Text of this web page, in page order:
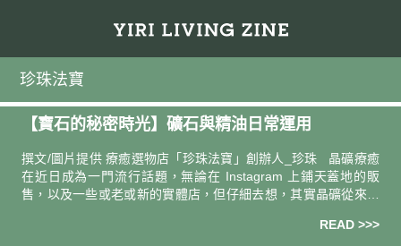
珍珠法寶
【寶石的秘密時光】礦石與精油日常運用
撰文/圖片提供 療癒選物店「珍珠法寶」創辦人_珍珠 晶礦療癒
在近日成為一門流行話題，無論在 Instagram 上鋪天蓋地的販
售，以及一些或老或新的實體店，但仔細去想，其實晶礦從來沒
READ >>>